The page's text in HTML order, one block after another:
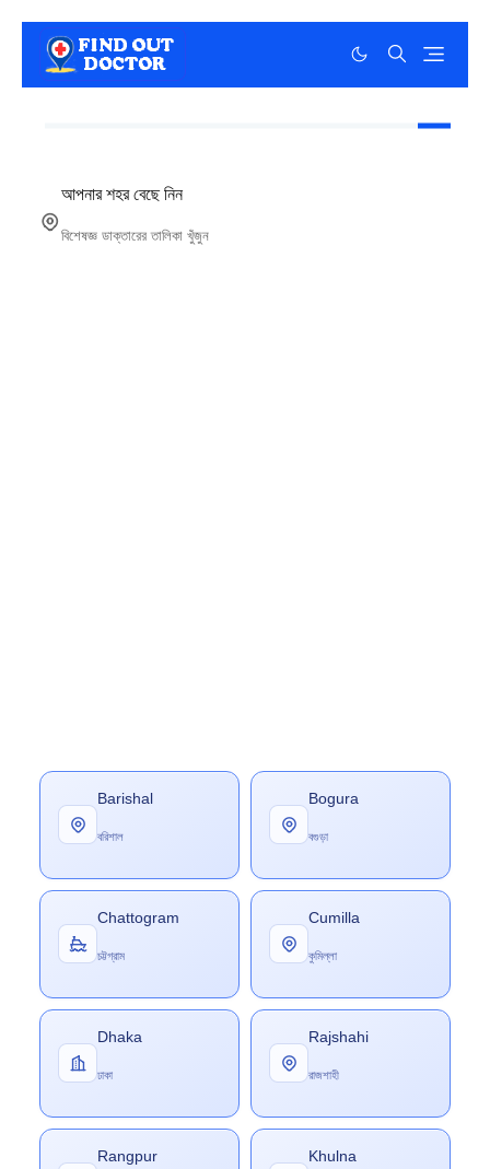
আপনার শহর বেছে নিন
বিশেষজ্ঞ ডাক্তারের তালিকা খুঁজুন
Barishal
বরিশাল
Bogura
বগুড়া
Chattogram
চট্টগ্রাম
Cumilla
কুমিল্লা
Dhaka
ঢাকা
Rajshahi
রাজশাহী
Rangpur Khulna